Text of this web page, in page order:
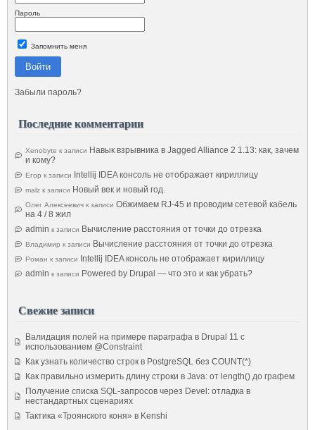
Пароль
Запомнить меня
Войти
Забыли пароль?
Последние комментарии
Xenobyte к записи Навык взрывника в Jagged Alliance 2 1.13: как, зачем
и кому?
Егор к записи Intellij IDEA консоль не отображает кириллицу
malz к записи Новый век и новый год.
Олег Алексеевич к записи Обжимаем RJ-45 и проводим сетевой кабель
на 4 / 8 жил
admin к записи Вычисление расстояния от точки до отрезка
Владимир к записи Вычисление расстояния от точки до отрезка
Роман к записи
Intellij IDEA консоль не отображает кириллицу
admin к записи Powered by Drupal — что это и как убрать?
Свежие записи
Валидация полей на примере параграфа в Drupal 11 с
использованием @Constraint
Как узнать количество строк в PostgreSQL без COUNT(*)
Как правильно измерить длину строки в Java: от length() до графем
Получение списка SQL-запросов через Devel: отладка в
нестандартных сценариях
Тактика «Троянского коня» в Kenshi